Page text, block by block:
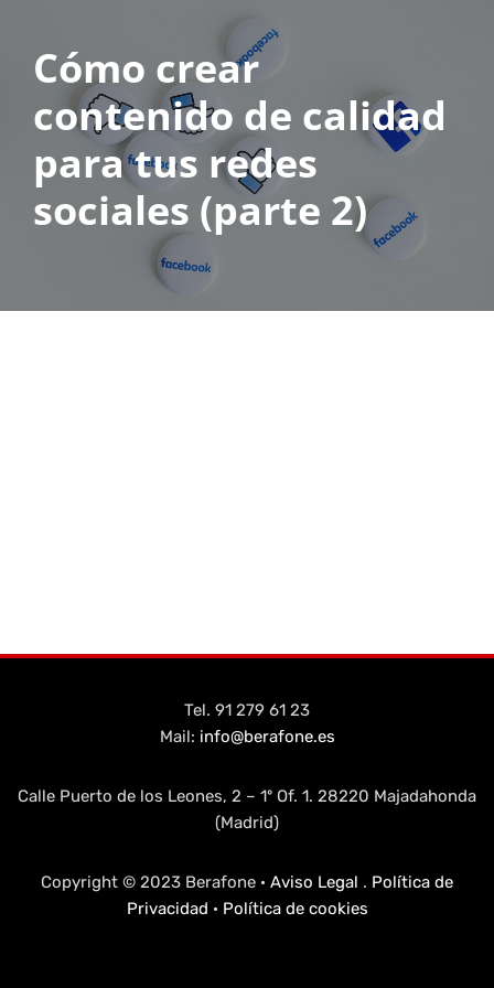
Saltar
contenido
Cómo crear
contenido de calidad
para tus redes
sociales (parte 2)
Tel. 91 279 61 23
Mail: info@berafone.es
Calle Puerto de los Leones, 2 – 1º Of. 1. 28220 Majadahonda
(Madrid)
Copyright © 2023 Berafone · Aviso Legal . Política de
Privacidad · Política de cookies